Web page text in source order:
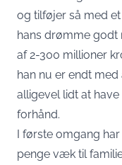
og tilføjer så med et
hans drømme godt
af 2-300 millioner
han nu er endt
alligevel lidt at
forhånd.
I første omgang
penge væk til